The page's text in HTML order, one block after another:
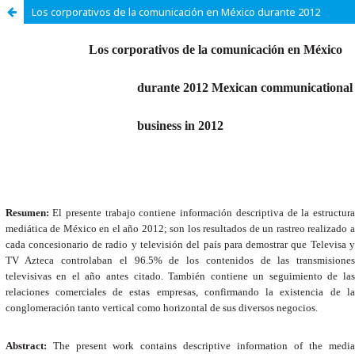
Los corporativos de la comunicación en México durante 2012